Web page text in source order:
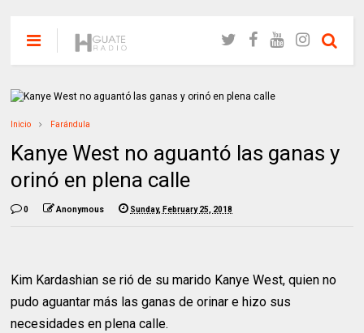
Inicio Farándula
Kanye West no aguantó las ganas y
orinó en plena calle
0 Anonymous Sunday, February 25, 2018
Kim Kardashian se rió de su marido Kanye West, quien no
pudo aguantar más las ganas de orinar e hizo sus
necesidades en plena calle.